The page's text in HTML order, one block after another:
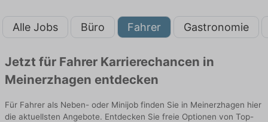
Alle Jobs Büro Fahrer Gastronomie
Jetzt für Fahrer Karrierechancen in
Meinerzhagen entdecken
Für Fahrer als Neben- oder Minijob finden Sie in Meinerzhagen hier
die aktuellsten Angebote. Entdecken Sie freie Optionen von Top-